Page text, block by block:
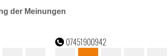
der Meinungen